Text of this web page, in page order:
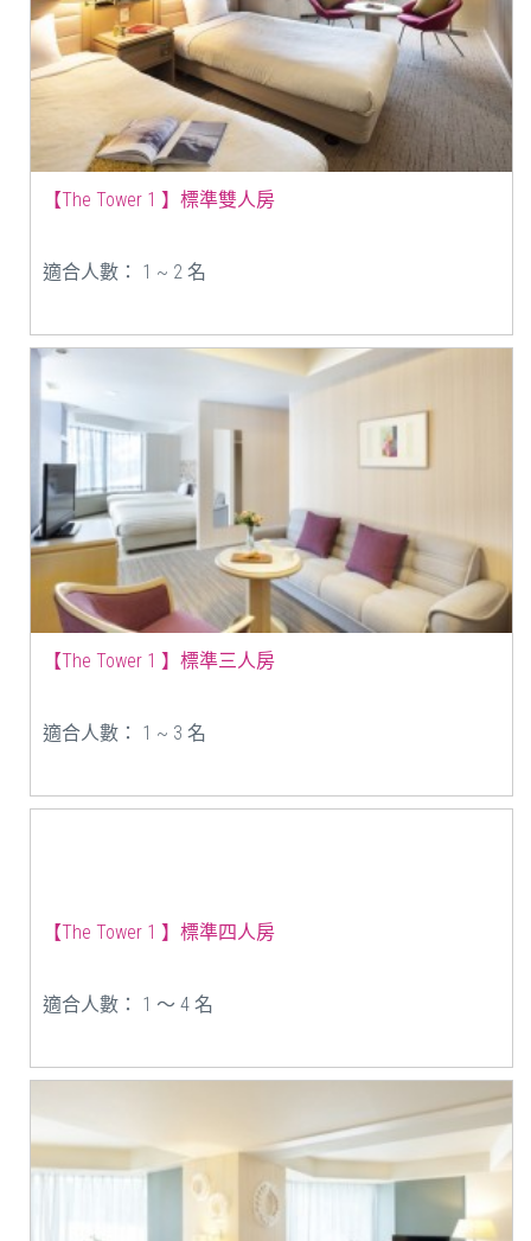
【The Tower 1 】標準雙人房
適合人數： 1 ~ 2 名
【The Tower 1 】標準三人房
適合人數： 1 ~ 3 名
【The Tower 1 】標準四人房
適合人數： 1 ～ 4 名